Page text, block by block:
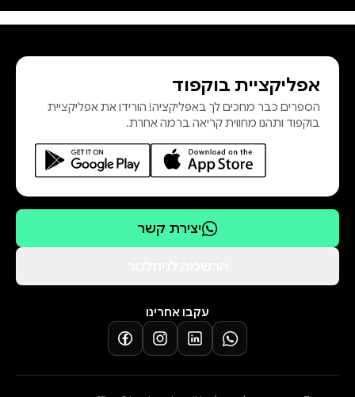
אפליקציית בוקפוד
הספרים כבר מחכים לך באפליקציה! הורידו את אפליקציית
בוקפוד ותהנו מחווית קריאה ברמה אחרת.
יצירת קשר
עקבו אחרינו